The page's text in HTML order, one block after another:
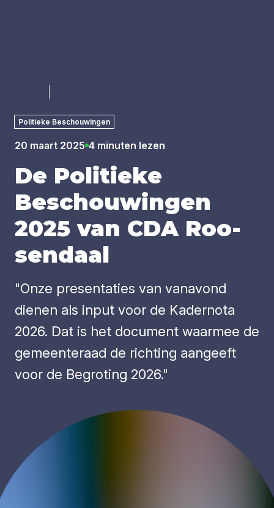
Politieke Beschouwingen
20 maart 2025 4 minuten lezen
De Poli­tie­ke
Beschou­win­gen
2025 van CDARoo­
sen­daal
"Onze presentaties van vanavond
dienen als input voor de Kadernota
2026. Dat is het document waarmee de
gemeenteraad de richting aangeeft
voor de Begroting 2026."